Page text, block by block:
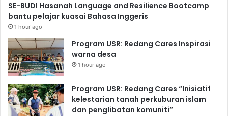
SE-BUDI Hasanah Language and Resilience Bootcamp
bantu pelajar kuasai Bahasa Inggeris
1 hour ago
Program USR: Redang Cares Inspirasi
warna desa
1 hour ago
Program USR: Redang Cares “Inisiatif
kelestarian tanah perkuburan islam
dan penglibatan komuniti”